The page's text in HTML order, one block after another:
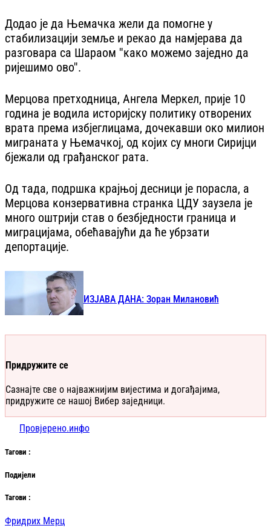
Додао је да Њемачка жели да помогне у
стабилизацији земље и рекао да намјерава да
разговара са Шараом ''како можемо заједно да
ријешимо ово''.
Мерцова претходница, Ангела Меркел, прије 10
година је водила историјску политику отворених
врата према избјеглицама, дочекавши око милион
миграната у Њемачкој, од којих су многи Сиријци
бјежали од грађанског рата.
Од тада, подршка крајњој десници је порасла, а
Мерцова конзервативна странка ЦДУ заузела је
много оштрији став о безбједности граница и
миграцијама, обећавајући да ће убрзати
депортације.
ИЗЈАВА ДАНА: Зоран Милановић
Придружите се
Сазнајте све о најважнијим вијестима и догађајима,
придружите се нашој Вибер заједници.
Провјерено.инфо
Тагови :
Подијели
Тагови :
Фридрих Мерц